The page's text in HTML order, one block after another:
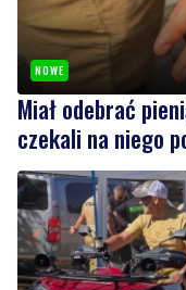
Miał odebrać
czekali na niego